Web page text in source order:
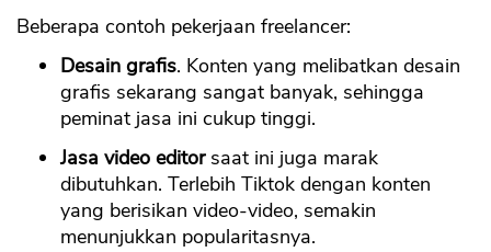
Beberapa contoh pekerjaan freelancer:
Desain grafis. Konten yang melibatkan desain
grafis sekarang sangat banyak, sehingga
peminat jasa ini cukup tinggi.
Jasa video editorsaat ini juga marak
dibutuhkan. Terlebih Tiktok dengan konten
yang berisikan video-video, semakin
menunjukkan popularitasnya.